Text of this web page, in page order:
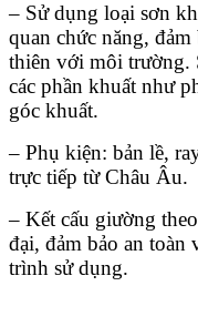
– Sử dụng loại sơn
quan chức năng,
thiên với môi trường.
các phần khuất như
góc khuất.
– Phụ kiện: bản lề,
trực tiếp từ Châu Âu.
– Kết cấu giường
đại, đảm bảo an toàn
trình sử dụng.